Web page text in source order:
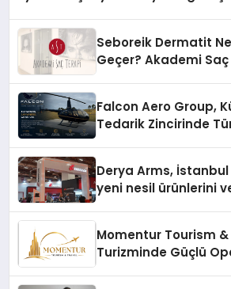
Seboreik Dermatit
Geçer? Akademi
Falcon Aero Group,
Tedarik Zincirinde
Derya Arms, İstanbul
yeni nesil ürünlerini
Momentur Tourism
Turizminde Güçlü